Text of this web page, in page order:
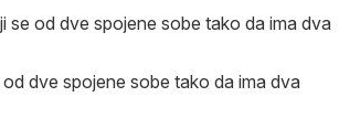
se od dve spojene sobe tako da ima dva
dve spojene sobe tako da ima dva